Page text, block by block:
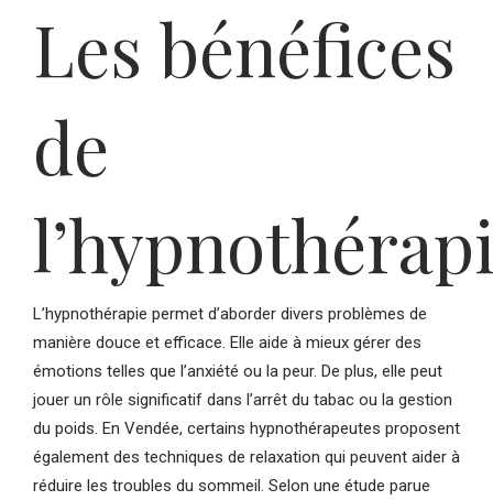
Les bénéfices
de
L’hypnothérapie permet d’aborder divers problèmes de
manière douce et efficace. Elle aide à mieux gérer des
émotions telles que l’anxiété ou la peur. De plus, elle peut
jouer un rôle significatif dans l’arrêt du tabac ou la gestion
du poids. En Vendée, certains hypnothérapeutes proposent
également des techniques de relaxation qui peuvent aider à
réduire les troubles du sommeil. Selon une étude parue